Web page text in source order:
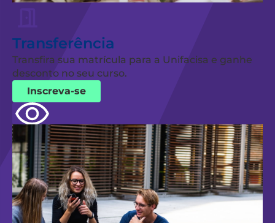
Transferência
Transfira sua matrícula para a Unifacisa e ganhe
desconto no seu curso.
Inscreva-se